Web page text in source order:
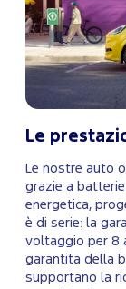
Le
Le nostre auto
grazie a
energetica,
è di serie: la
voltaggio per 8
garantita della
supportano la